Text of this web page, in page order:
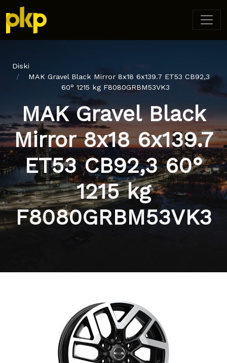
Diski
MAK Gravel Black Mirror 8x18 6x139.7 ET53 CB92,3
60° 1215 kg F8080GRBM53VK3
MAK Gravel Black
Mirror 8x18 6x139.7
ET53 CB92,3 60°
1215 kg
F8080GRBM53VK3